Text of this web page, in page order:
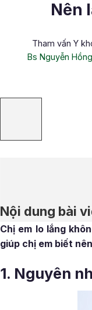
Nên
Tham vấn Y
Bs Nguyễn
Nội dung bài
Chị em lo lắng
giúp chị em biết
1. Nguyên